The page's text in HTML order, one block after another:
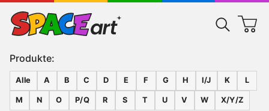
Produkte:
Alle A B C D E F G H I/J K L
M N O P/Q R S T U V W X/Y/Z